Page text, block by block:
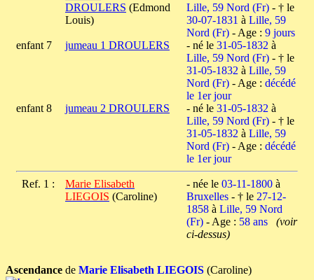
DROULERS (Edmond
Louis)
Lille, 59 Nord (Fr) - † le
30-07-1831 à Lille, 59
Nord (Fr) - Age : 9 jours
enfant 7
jumeau 1 DROULERS - né le 31-05-1832 à
Lille, 59 Nord (Fr) - † le
31-05-1832 à Lille, 59
Nord (Fr) - Age : décédé
le 1er jour
enfant 8
jumeau 2 DROULERS - né le 31-05-1832 à
Lille, 59 Nord (Fr) - † le
31-05-1832 à Lille, 59
Nord (Fr) - Age : décédé
le 1er jour
Ref. 1 :
Marie Elisabeth
LIEGOIS (Caroline)
- née le 03-11-1800 à
Bruxelles - † le 27-12-
1858 à Lille, 59 Nord
(Fr) - Age : 58 ans
(voir
ci-dessus)
Ascendance de Marie Elisabeth LIEGOIS (Caroline)